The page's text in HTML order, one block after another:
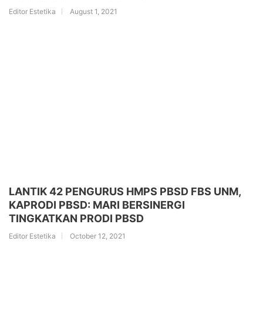
Editor Estetika August 1, 2021
LANTIK 42 PENGURUS HMPS PBSD FBS UNM,
KAPRODI PBSD: MARI BERSINERGI
TINGKATKAN PRODI PBSD
Editor Estetika October 12, 2021